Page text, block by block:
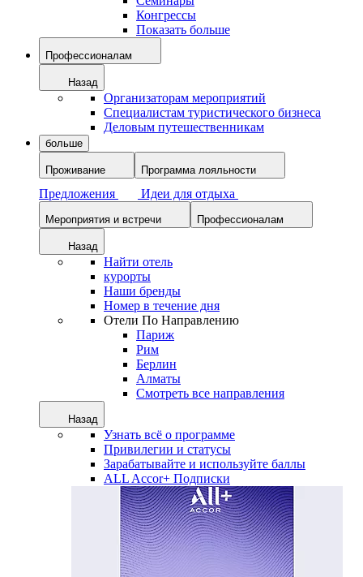
Конгрессы
Показать больше
Профессионалам
Назад
Организаторам мероприятий
Специалистам туристического бизнеса
Деловым путешественникам
больше
Проживание Программа лояльности
Предложения Идеи для отдыха
Мероприятия и встречи Профессионалам
Назад
Найти отель
курорты
Наши бренды
Номер в течение дня
Отели По Направлению
Париж
Рим
Берлин
Алматы
Смотреть все направления
Назад
Узнать всё о программе
Привилегии и статусы
Зарабатывайте и используйте баллы
ALL Accor+ Подписки